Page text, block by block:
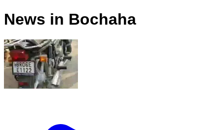
News in Bochaha